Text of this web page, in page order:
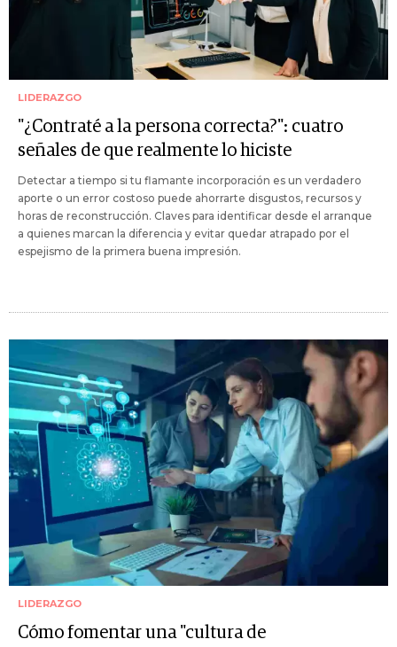
LIDERAZGO
"¿Contraté a la persona correcta?": cuatro
señales de que realmente lo hiciste
Detectar a tiempo si tu flamante incorporación es un verdadero
aporte o un error costoso puede ahorrarte disgustos, recursos y
horas de reconstrucción. Claves para identificar desde el arranque
a quienes marcan la diferencia y evitar quedar atrapado por el
espejismo de la primera buena impresión.
LIDERAZGO
Cómo fomentar una "cultura de